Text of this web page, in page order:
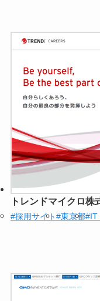
トレンドマイクロ株
#採用サイト#東京都#IT